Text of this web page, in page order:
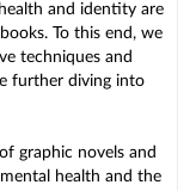
and identity are
To this end, we
techniques and
further diving into
graphic novels and
health and the